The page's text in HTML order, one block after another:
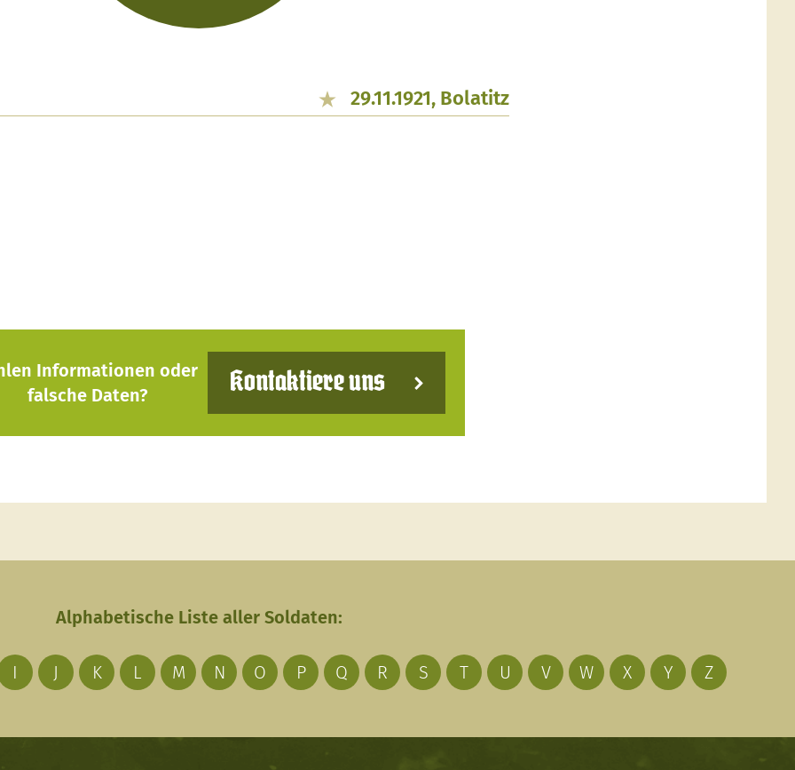
29.11.1921, Bolatitz
Informationen oder
falsche Daten?
Kontaktiere uns
Alphabetische Liste aller Soldaten:
I J K L M N O P Q R S T U V W X Y Z